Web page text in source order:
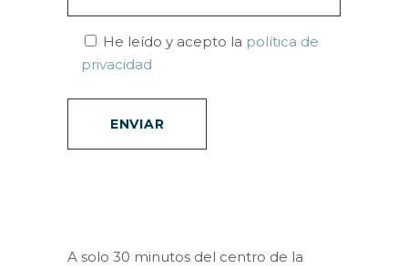
He leído y acepto la política de
privacidad
A solo 30 minutos del centro de la